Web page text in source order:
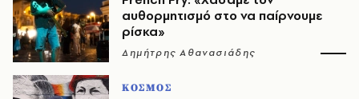
αυθορμητισμό στο να παίρνουμε
ρίσκα»
Δημήτρης Αθανασιάδης
ΚΟΣΜΟΣ